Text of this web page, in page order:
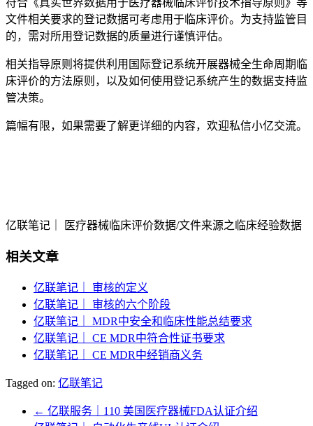
符合《真实世界数据用于医疗器械临床评价技术指导原则》等
文件相关要求的登记数据可考虑用于临床评价。为支持监管目
的，需对所用登记数据的质量进行谨慎评估。
相关指导原则将提供利用国际登记系统开展器械全生命周期临
床评价的方法原则，以及如何使用登记系统产生的数据支持监
管决策。
篇幅有限，如果需要了解更详细的内容，欢迎私信小亿交流。
亿联笔记｜ 医疗器械临床评价数据/文件来源之临床经验数据
相关文章
亿联笔记｜ 审核的定义
亿联笔记｜ 审核的六个阶段
亿联笔记｜ MDR中安全和临床性能总结要求
亿联笔记｜ CE MDR中符合性证书要求
亿联笔记｜ CE MDR中经销商义务
Tagged on: 亿联笔记
← 亿联服务｜110 美国医疗器械FDA认证介绍